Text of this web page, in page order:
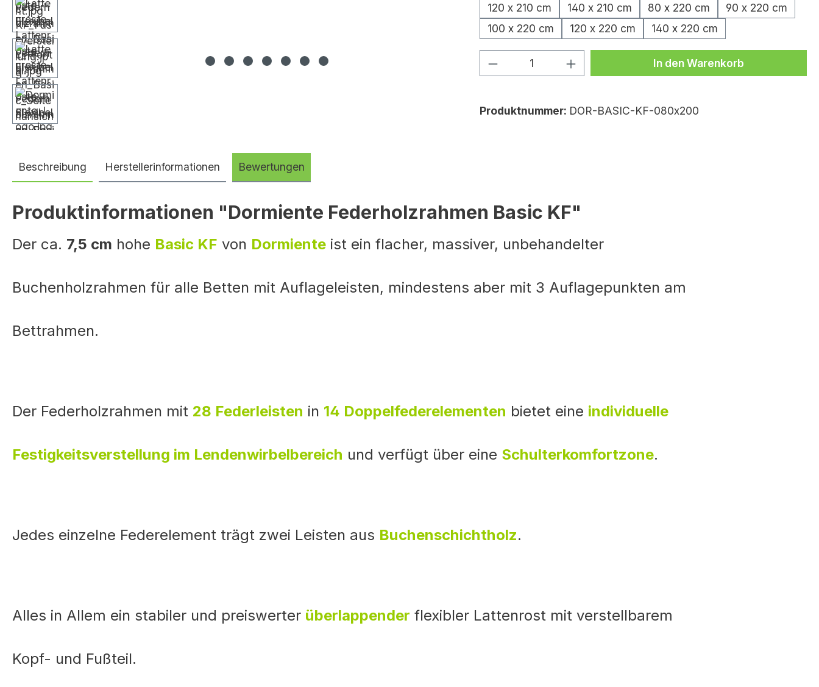
120 x 210 cm
140 x 210 cm 80 x 220 cm
90 x 220 cm
100 x 220 cm
120 x 220 cm 140 x 220 cm
Produkt Anzahl: Gib den gewünschten
In den Warenkorb
Produktnummer: DOR-BASIC-KF-080x200
Beschreibung Herstellerinformationen Bewertungen
Produktinformationen "Dormiente Federholzrahmen Basic KF"
Der ca. 7,5 cm hohe Basic KF von Dormiente ist ein flacher, massiver, unbehandelter
Buchenholzrahmen für alle Betten mit Auflageleisten, mindestens aber mit 3 Auflagepunkten am
Bettrahmen.
Der Federholzrahmen mit 28 Federleisten in 14 Doppelfederelementen bietet eine individuelle
Festigkeitsverstellung im Lendenwirbelbereich und verfügt über eine Schulterkomfortzone.
Jedes einzelne Federelement trägt zwei Leisten aus Buchenschichtholz.
Alles in Allem ein stabiler und preiswerter überlappender flexibler Lattenrost mit verstellbarem
Kopf- und Fußteil.